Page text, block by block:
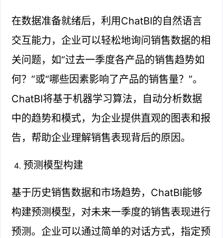
在数据准备就绪后，利用ChatBI的自然语言
交互能力，企业可以轻松地询问销售数据的相
关问题，如“过去一季度各产品的销售趋势如
何？”或“哪些因素影响了产品的销售量？”。
ChatBI将基于机器学习算法，自动分析数据
中的趋势和模式，为企业提供直观的图表和报
告，帮助企业理解销售表现背后的原因。
预测模型构建
基于历史销售数据和市场趋势，ChatBI能够
构建预测模型，对未来一季度的销售表现进行
预测。企业可以通过简单的对话方式，指定预